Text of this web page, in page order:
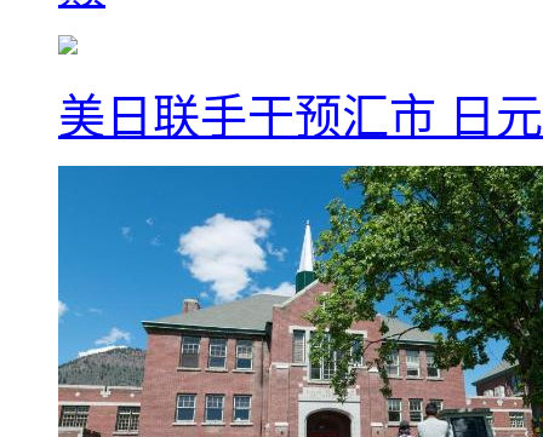
美日联手干预汇市 日